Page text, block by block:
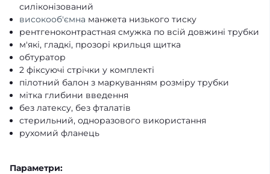
силіконізований
високооб'ємна манжета низького тиску
рентгеноконтрастная смужка по всій довжині трубки
м'які, гладкі, прозорі крильця щитка
обтуратор
2 фіксуючі стрічки у комплекті
пілотний балон з маркуванням розміру трубки
мітка глибини введення
без латексу, без фталатів
стерильний, одноразового використання
рухомий фланець
Параметри: